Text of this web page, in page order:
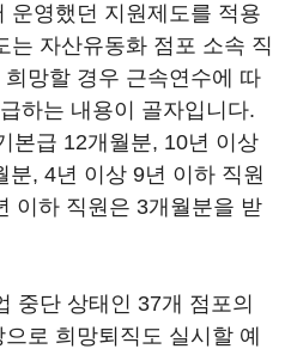
운영했던 지원제도를 적용
는 자산유동화 점포 소속 직
망할 경우 근속연수에 따
하는 내용이 골자입니다.
본급 12개월분, 10년 이상
분, 4년 이상 9년 이하 직원
이하 직원은 3개월분을 받
중단 상태인 37개 점포의
로 희망퇴직도 실시할 예